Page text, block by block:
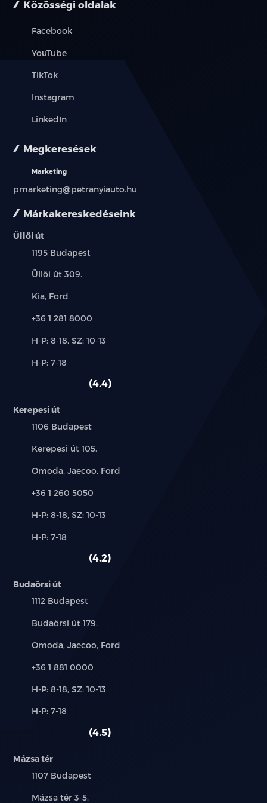
Márkakereskedéseink
Üllői út
Település:
1195 Budapest
Cím:
Üllői út 309.
Márkák:
Kia, Ford
Telefon:
+36 1 281 8000
Új-
használt
H-P: 8-18, SZ: 10-13
Alkatrész,
H-P: 7-18
4.4
Kerepesi út
Település:
1106 Budapest
Cím:
Kerepesi út 105.
Márkák:
Omoda, Jaecoo, Ford
Telefon:
+36 1 260 5050
Új-
használt
H-P: 8-18, SZ: 10-13
Alkatrész,
H-P: 7-18
4.2
Budaörsi út
Település:
1112 Budapest
Cím:
Budaörsi út 179.
Márkák:
Omoda, Jaecoo, Ford
Telefon:
+36 1 881 0000
Új-
használt
H-P: 8-18, SZ: 10-13
Alkatrész,
H-P: 7-18
4.5
Mázsa tér
Település:
1107 Budapest
Cím:
Mázsa tér 3-5.
Közösségi oldalak
Facebook
YouTube
TikTok
Instagram
LinkedIn
Megkeresések
Marketing
pmarketing@petranyiauto.hu